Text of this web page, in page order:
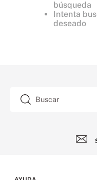
búsqueda
Intenta
deseado
Buscar